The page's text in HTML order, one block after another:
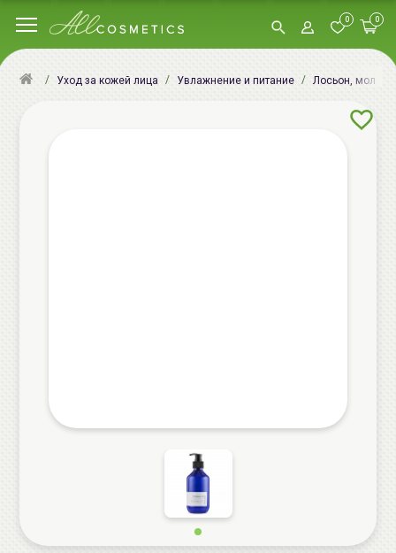
0 0
Уход за кожей лица Увлажнение и питание Лосьон,